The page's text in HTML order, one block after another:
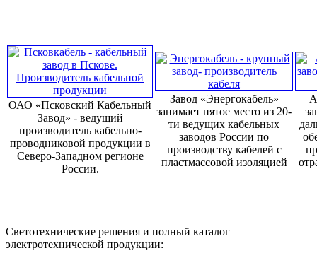
ОАО «Псковский Кабельный
Завод» - ведущий
производитель кабельно-
проводниковой продукции в
Северо-Западном регионе
России.
Завод «Энергокабель»
занимает пятое место из 20-
ти ведущих кабельных
заводов России по
производству кабелей с
пластмассовой изоляцией
Светотехнические решения и полный каталог
электротехнической продукции: